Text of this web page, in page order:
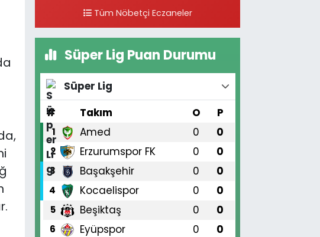
Tüm Nöbetçi Eczaneler
Süper Lig Puan Durumu
Süper Lig
#
Takım O P
1 Amed 0 0
2 Erzurumspor FK 0 0
3 Başakşehir 0 0
4 Kocaelispor 0 0
5 Beşiktaş 0 0
6 Eyüpspor 0 0